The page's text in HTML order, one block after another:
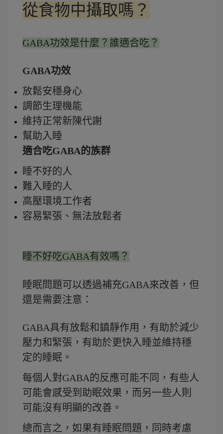
從食物中攝取嗎？
GABA功效是什麼？誰適合吃？
GABA功效
放鬆安穩身心
調節生理機能
維持正常新陳代謝
幫助入睡
適合吃GABA的族群
睡不好的人
難入睡的人
高壓環境工作者
容易緊張、無法放鬆者
睡不好吃GABA有效嗎？
睡眠問題可以透過補充GABA來改善，但
還是需要注意：
GABA具有放鬆和鎮靜作用，有助於減少
壓力和緊張，有助於更快入睡並維持穩
定的睡眠。
每個人對GABA的反應可能不同，有些人
可能會感受到助眠效果，而另一些人則
可能沒有明顯的改善。
總而言之，如果有睡眠問題，同時考慮